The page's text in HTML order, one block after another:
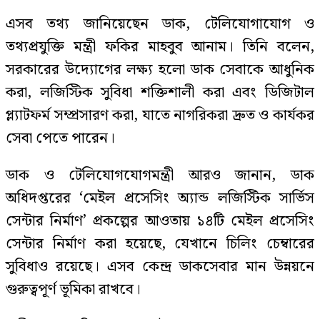
এসব তথ্য জানিয়েছেন ডাক, টেলিযোগাযোগ ও
তথ্যপ্রযুক্তি মন্ত্রী ফকির মাহবুব আনাম। তিনি বলেন,
সরকারের উদ্যোগের লক্ষ্য হলো ডাক সেবাকে আধুনিক
করা, লজিস্টিক সুবিধা শক্তিশালী করা এবং ডিজিটাল
প্ল্যাটফর্ম সম্প্রসারণ করা, যাতে নাগরিকরা দ্রুত ও কার্যকর
সেবা পেতে পারেন।
ডাক ও টেলিযোগযোগমন্ত্রী আরও জানান, ডাক
অধিদপ্তরের ‘মেইল প্রসেসিং অ্যান্ড লজিস্টিক সার্ভিস
সেন্টার নির্মাণ’ প্রকল্পের আওতায় ১৪টি মেইল প্রসেসিং
সেন্টার নির্মাণ করা হয়েছে, যেখানে চিলিং চেম্বারের
সুবিধাও রয়েছে। এসব কেন্দ্র ডাকসেবার মান উন্নয়নে
গুরুত্বপূর্ণ ভূমিকা রাখবে।